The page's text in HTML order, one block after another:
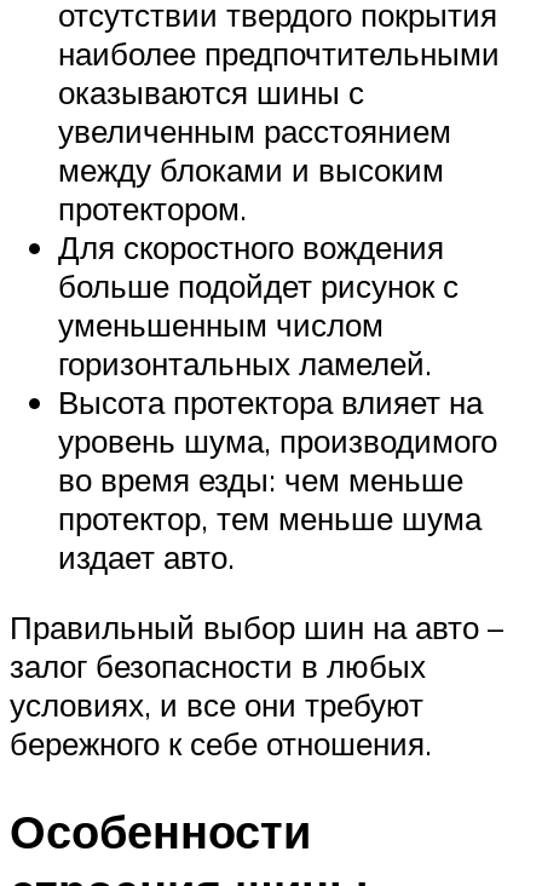
отсутствии твердого покрытия
наиболее предпочтительными
оказываются шины с
увеличенным расстоянием
между блоками и высоким
протектором.
Для скоростного вождения
больше подойдет рисунок с
уменьшенным числом
горизонтальных ламелей.
Высота протектора влияет на
уровень шума, производимого
во время езды: чем меньше
протектор, тем меньше шума
издает авто.
Правильный выбор шин на авто –
залог безопасности в любых
условиях, и все они требуют
бережного к себе отношения.
Особенности